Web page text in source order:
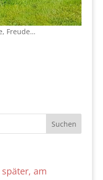
Freude…
am